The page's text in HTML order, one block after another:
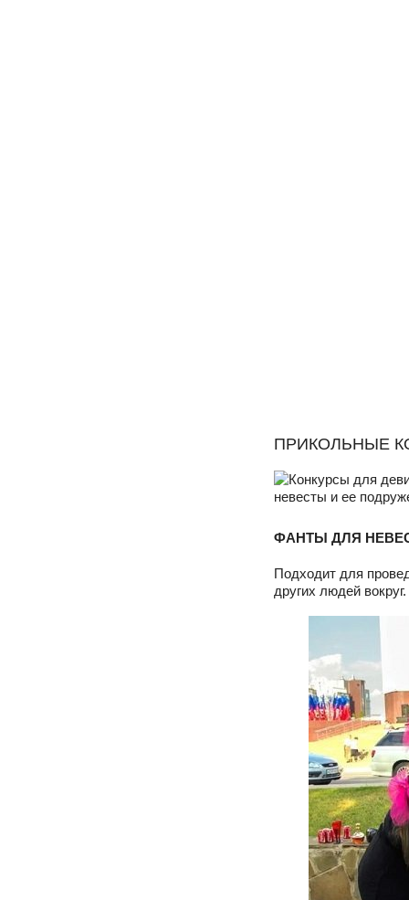
ПРИКОЛЬНЫЕ
ФАНТЫ ДЛЯ
Подходит для
других людей вокруг.